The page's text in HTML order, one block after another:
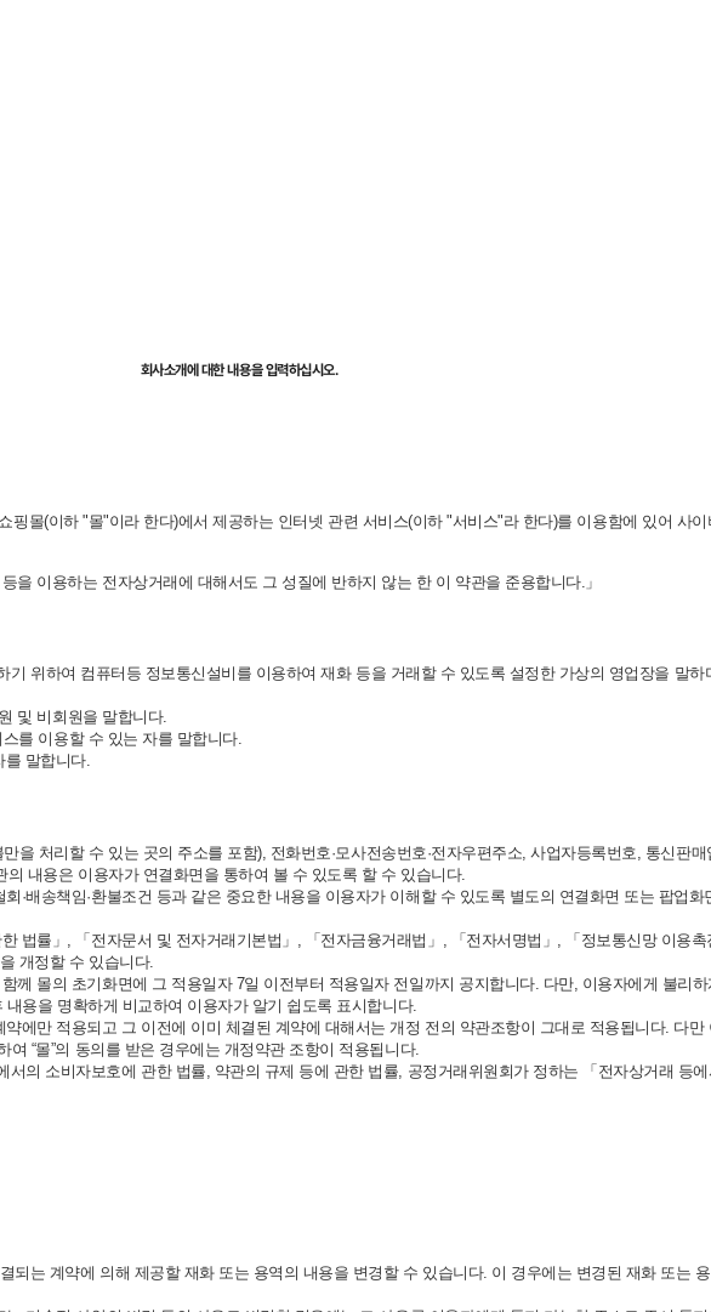
회사소개에 대한 내용을 입력하십시오.
몰(이하 "몰"이라 한다)에서 제공하는 인터넷 관련 서비스(이하 "서비스"라 한다)를 이용함에 있어 사
을 이용하는 전자상거래에 대해서도 그 성질에 반하지 않는 한 이 약관을 준용합니다.」
위하여 컴퓨터등 정보통신설비를 이용하여 재화 등을 거래할 수 있도록 설정한 가상의 영업장을 말
및 비회원을 말합니다.
를 이용할 수 있는 자를 말합니다.
를 말합니다.
을 처리할 수 있는 곳의 주소를 포함), 전화번호·모사전송번호·전자우편주소, 사업자등록번호, 통신판
내용은 이용자가 연결화면을 통하여 볼 수 있도록 할 수 있습니다.
·배송책임·환불조건 등과 같은 중요한 내용을 이용자가 이해할 수 있도록 별도의 연결화면 또는 팝업
법률」, 「전자문서 및 전자거래기본법」, 「전자금융거래법」, 「전자서명법」, 「정보통신망 이용
개정할 수 있습니다.
께 몰의 초기화면에 그 적용일자 7일 이전부터 적용일자 전일까지 공지합니다. 다만, 이용자에게 불리
용을 명확하게 비교하여 이용자가 알기 쉽도록 표시합니다.
에만 적용되고 그 이전에 이미 체결된 계약에 대해서는 개정 전의 약관조항이 그대로 적용됩니다. 다
“몰”의 동의를 받은 경우에는 개정약관 조항이 적용됩니다.
의 소비자보호에 관한 법률, 약관의 규제 등에 관한 법률, 공정거래위원회가 정하는 「전자상거래 등
는 계약에 의해 제공할 재화 또는 용역의 내용을 변경할 수 있습니다. 이 경우에는 변경된 재화 또는